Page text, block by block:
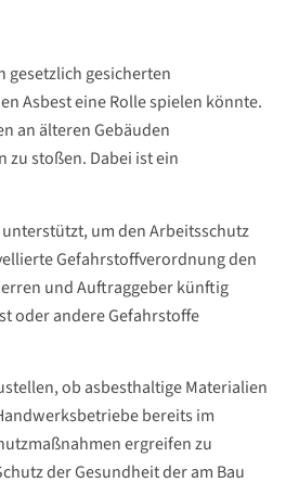
gesicherten
Asbest eine Rolle spielen könnte.
an älteren Gebäuden
stoßen. Dabei ist ein
um den Arbeitsschutz
Gefahrstoffverordnung den
und Auftraggeber künftig
oder andere Gefahrstoffe
ob asbesthaltige Materialien
bereits im
ergreifen zu
der Gesundheit der am Bau